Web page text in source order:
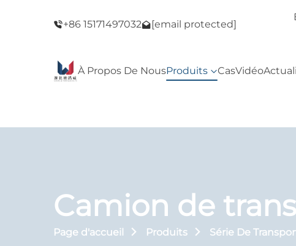
+86 15171497032 [email protected]
Friday !
À Propos De NousProduits CasVidéo
Camion de
Page d'accueil Produits Série De